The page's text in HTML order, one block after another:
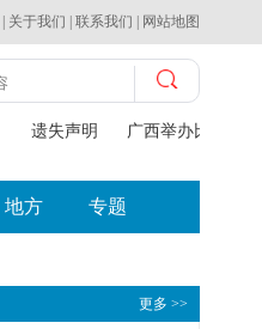
关于我们 联系我们 网站地图
遗失声明 广西举办比赛探
地方 专题
更多 >>